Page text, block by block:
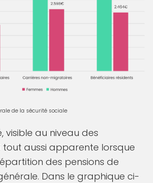
de la sécurité sociale
visible au niveau des
tout aussi apparente lorsque
des pensions de
Dans le graphique ci-